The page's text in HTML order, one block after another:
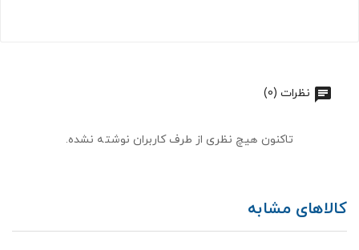
نظرات (0)
تاکنون هیچ نظری از طرف کاربران نوشته نشده.
کالاهای مشابه